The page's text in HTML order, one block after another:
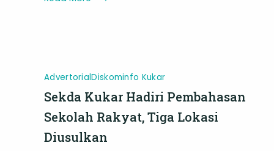
AdvertorialDiskominfo Kukar
Sekda Kukar Hadiri Pembahasan
Sekolah Rakyat, Tiga Lokasi
Diusulkan